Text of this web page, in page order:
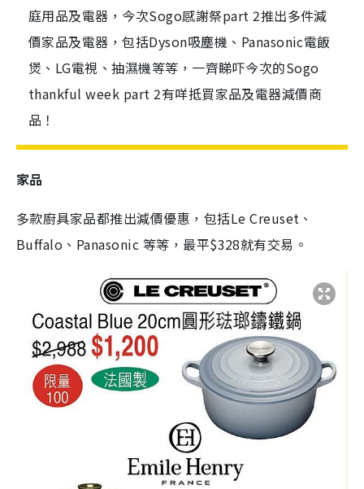
庭用品及電器，今次Sogo感謝祭part 2推出多件減
價家品及電器，包括Dyson吸塵機、Panasonic電飯
煲、LG電視、抽濕機等等，一齊睇吓今次的Sogo
thankful week part 2有咩抵買家品及電器減價商
品！
家品
多款廚具家品都推出減價優惠，包括Le Creuset、
Buffalo、Panasonic 等等，最平$328就有交易。